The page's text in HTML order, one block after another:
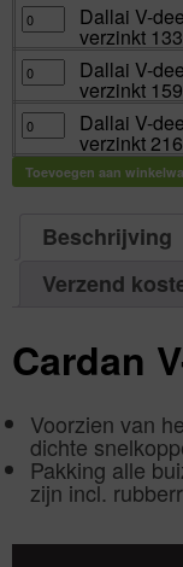
aantal
mm
Aantal
aantal
verzinkt
89
x
mm
Aantal
aantal
slangtule
type
C-
verzinkt
108
x
mm
Aantal
1
aantal
Dallai
V-
deel
slangtule
type
C-
verzinkt
133
x
125
mm
|
Dallai V-
verzinkt
Dallai
V-
deel
slangtule
type
C-
Z
verzinkt
159
Aantal
aantal
Dallai V-
verzinkt
Dallai
V-
deel
x
slangtule
type
Dallai V-
verzinkt
Toevoegen aan
Beschrijving
Verzend
Cardan
Voorzien van
dichte
Pakking alle
zijn incl.